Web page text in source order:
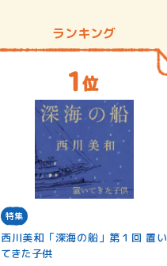
ランキング
特集
西川美和「深海の船」第１回 置い
てきた子供